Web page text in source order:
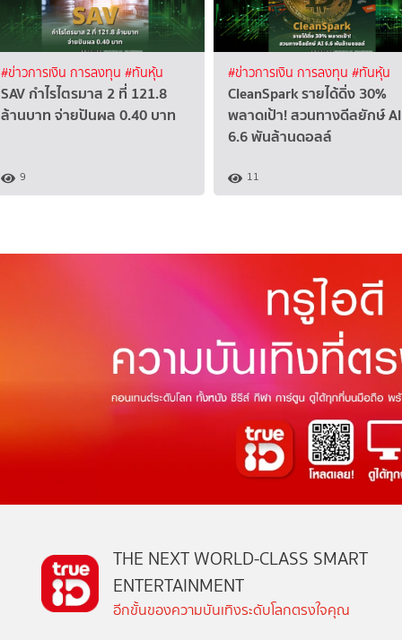
#ข่าวการเงิน การลงทุน #ทันหุ้น
SAV กำไรไตรมาส 2 ที่ 121.8
ล้านบาท จ่ายปันผล 0.40 บาท
9
#ข่าวการเงิน การลงทุน #ทันหุ้น
CleanSpark รายได้ดิ่ง 30%
พลาดเป้า! สวนทางดีลยักษ์ AI
6.6 พันล้านดอลล์
11
THE NEXT WORLD-CLASS SMART
ENTERTAINMENT
อีกขั้นของความบันเทิงระดับโลกตรงใจคุณ